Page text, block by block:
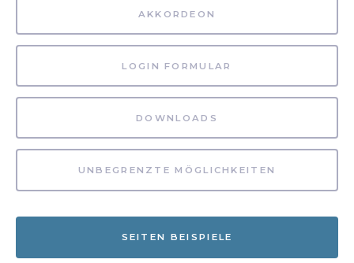
AKKORDEON
LOGIN FORMULAR
DOWNLOADS
UNBEGRENZTE MÖGLICHKEITEN
SEITEN BEISPIELE